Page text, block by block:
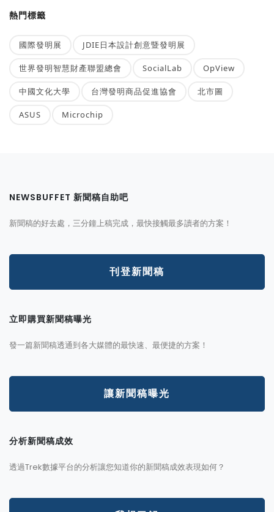
熱門標籤
國際發明展 JDIE日本設計創意暨發明展
世界發明智慧財產聯盟總會 SocialLab OpView
中國文化大學 台灣發明商品促進協會 北市圖
ASUS Microchip
NEWSBUFFET 新聞稿自助吧
新聞稿的好去處，三分鐘上稿完成，最快接觸最多讀者的方案！
刊登新聞稿
立即購買新聞稿曝光
發一篇新聞稿透通到各大媒體的最快速、最便捷的方案！
讓新聞稿曝光
分析新聞稿成效
透過Trek數據平台的分析讓您知道你的新聞稿成效表現如何？